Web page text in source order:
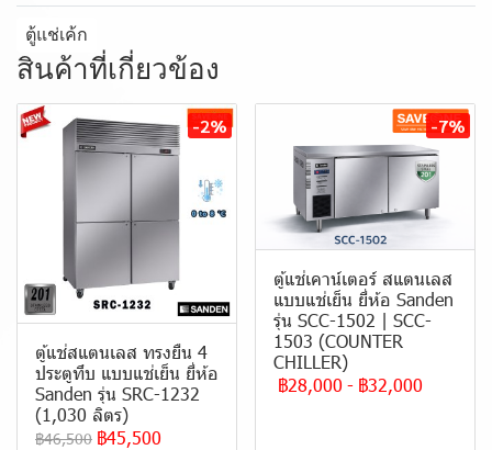
ตู้แช่เค้ก
สินค้าที่เกี่ยวข้อง
-2%
ตู้แช่สแตนเลส ทรงยืน 4
ประตูทึบ แบบ แช่เย็น ยี่ห้อ
Sanden รุ่น SRC-1232
(1,030 ลิตร)
฿46,500 ฿45,500
-7%
ตู้แช่เคาน์เตอร์ สแตนเลส
แบบแช่เย็น ยี่ห้อ Sanden
รุ่น SCC-1502 | SCC-
1503 (COUNTER
CHILLER)
฿28,000 - ฿32,000